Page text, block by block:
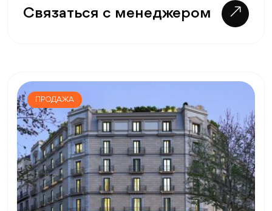
Связаться с менеджером
ПРОДАЖА